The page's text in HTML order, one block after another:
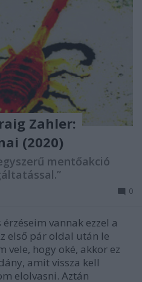
Zahler:
(2020)
mentőakció
0
vannak ezzel a
első pár oldal után le
vele, hogy oké, akkor ez
amit vissza kell
elolvasni. Aztán